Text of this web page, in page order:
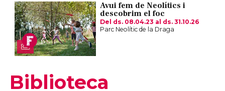
Avui fem de Neolítics i
descobrim el foc
Del ds. 08.04.23 al ds. 31.10.26
Parc Neolític de la Draga
Biblioteca